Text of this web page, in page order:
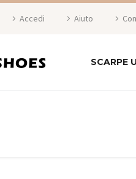
Accedi Aiuto
SCARPE